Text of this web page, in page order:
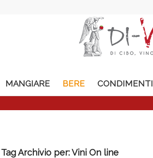
MANGIARE BERE CONDIMENTI
Tag Archivio per:Vini On line